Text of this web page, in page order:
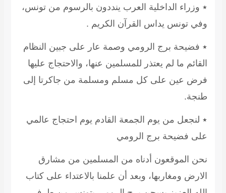
٭ وزراء الداخلية العرب ينددون بالرسوم من تونس،
وفي تونس يداس القرآن الكريم .
٭ فضيحة برج الرومي وصمة عار على جبين النظام
القائم ما لم يعتذر للمسلمين عنها، والاحتجاج عليها
فرض عين على كل مسلم ومسلمة من جاكرتا إلى
طنجة.
٭ لنجعل من يوم الجمعة القادم يوم احتجاج عالمي
على فضيحة برج الرومي
نحن الموقعون أدناه من المسلمين من مشارق
الارض ومغاربها، وبعد أن علمنا بالاعتداء على كتاب